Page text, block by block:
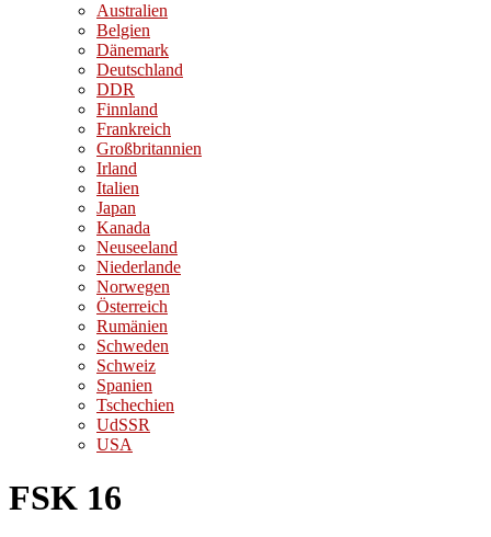
Australien
Belgien
Dänemark
Deutschland
DDR
Finnland
Frankreich
Großbritannien
Irland
Italien
Japan
Kanada
Neuseeland
Niederlande
Norwegen
Österreich
Rumänien
Schweden
Schweiz
Spanien
Tschechien
UdSSR
USA
FSK 16